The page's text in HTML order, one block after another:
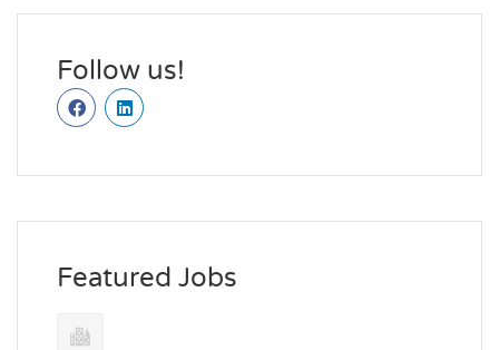
Follow us!
Featured Jobs